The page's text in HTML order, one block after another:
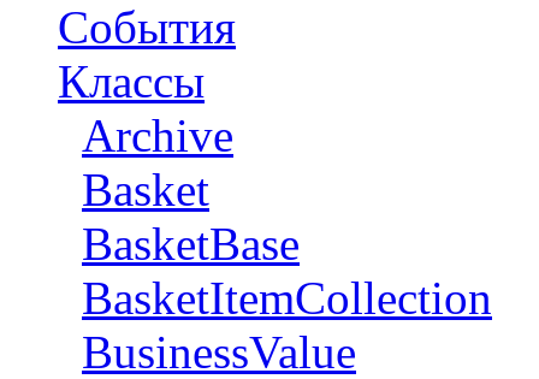
События
Классы
Archive
Basket
BasketBase
BasketItemCollection
BusinessValue